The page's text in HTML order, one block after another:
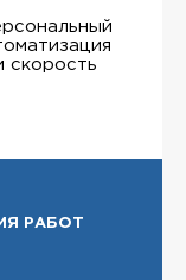
скорость
РАБОТ